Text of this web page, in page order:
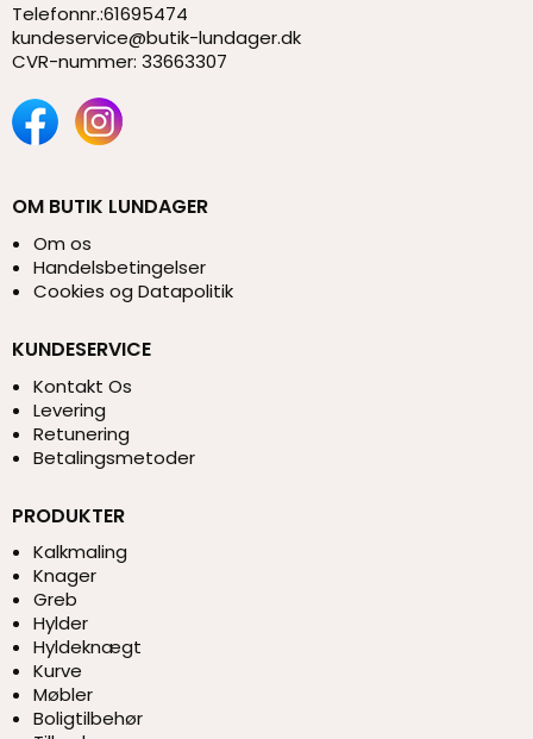
Telefonnr.:61695474
kundeservice@butik-lundager.dk
CVR-nummer: 33663307
OM BUTIK LUNDAGER
Om os
Handelsbetingelser
Cookies og Datapolitik
KUNDESERVICE
Kontakt Os
Levering
Retunering
Betalingsmetoder
PRODUKTER
Kalkmaling
Knager
Greb
Hylder
Hyldeknægt
Kurve
Møbler
Boligtilbehør